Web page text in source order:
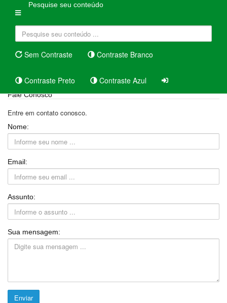
Pesquise seu conteúdo
Sem Contraste Contraste Branco
Contraste Preto Contraste Azul
Fale Conosco
Entre em contato conosco.
Nome:
Email:
Assunto:
Sua mensagem:
Enviar